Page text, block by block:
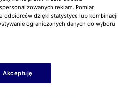
reklam. Pomiar
odbiorców dzięki statystyce lub kombinacji
ograniczonych danych do wyboru
Akceptuję